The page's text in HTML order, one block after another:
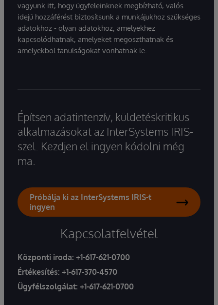
vagyunk itt, hogy ügyfeleinknek megbízható, valós
idejű hozzáférést biztosítsunk a munkájukhoz szükséges
adatokhoz - olyan adatokhoz, amelyekhez
kapcsolódhatnak, amelyeket megoszthatnak és
amelyekből tanulságokat vonhatnak le.
Építsen adatintenzív, küldetéskritikus
alkalmazásokat az InterSystems IRIS-
szel. Kezdjen el ingyen kódolni még
ma.
Próbálja ki az InterSystems IRIS-t
ingyen
Kapcsolatfelvétel
Központi iroda: +1-617-621-0700
Értékesítés: +1-617-370-4570
Ügyfélszolgálat: +1-617-621-0700